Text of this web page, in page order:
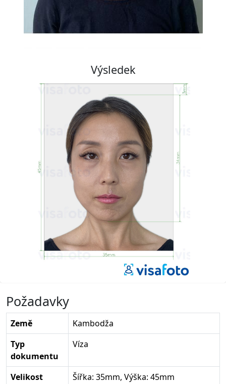
Výsledek
Požadavky
Země
Kambodža
Typ
dokumentu
Víza
Velikost
Šířka: 35mm, Výška: 45mm